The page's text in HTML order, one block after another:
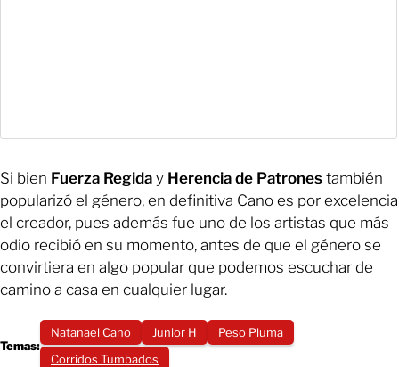
Si bien Fuerza Regida y Herencia de Patrones también
popularizó el género, en definitiva Cano es por excelencia
el creador, pues además fue uno de los artistas que más
odio recibió en su momento, antes de que el género se
convirtiera en algo popular que podemos escuchar de
camino a casa en cualquier lugar.
Temas:
Natanael Cano Junior H
Peso Pluma
Corridos Tumbados